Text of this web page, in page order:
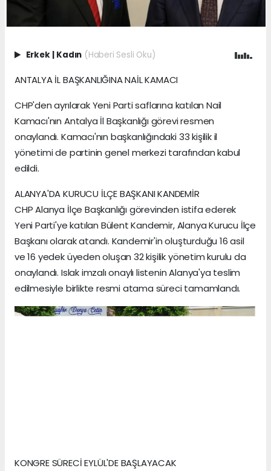
Erkek Kadın (Haberi Sesli Oku)
ANTALYA İL BAŞKANLIĞINA NAİL KAMACI
CHP'den ayrılarak Yeni Parti saflarına katılan Nail
Kamacı'nın Antalya İl Başkanlığı görevi resmen
onaylandı. Kamacı'nın başkanlığındaki 33 kişilik il
yönetimi de partinin genel merkezi tarafından kabul
edildi.
ALANYA'DA KURUCU İLÇE BAŞKANI KANDEMİR
CHP Alanya İlçe Başkanlığı görevinden istifa ederek
Yeni Parti'ye katılan Bülent Kandemir, Alanya Kurucu İlçe
Başkanı olarak atandı. Kandemir'in oluşturduğu 16 asil
ve 16 yedek üyeden oluşan 32 kişilik yönetim kurulu da
onaylandı. Islak imzalı onaylı listenin Alanya'ya teslim
edilmesiyle birlikte resmi atama süreci tamamlandı.
KONGRE SÜRECİ EYLÜL'DE BAŞLAYACAK